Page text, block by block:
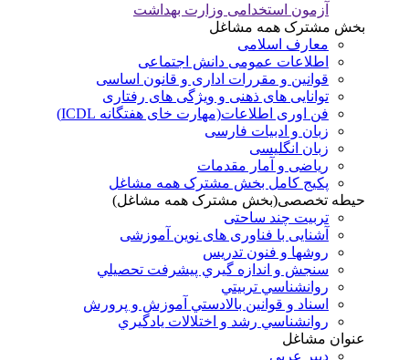
آزمون استخدامی وزارت بهداشت
بخش مشترک همه مشاغل
معارف اسلامی
اطلاعات عمومی دانش اجتماعی
قوانین و مقررات اداری و قانون اساسی
توانایی های ذهنی و ویژگی های رفتاری
فن اوری اطلاعات(مهارت خای هفتگانه ICDL)
زبان و ادبیات فارسی
زبان انگلیسی
ریاضی و آمار مقدمات
پکیج کامل بخش مشترک همه مشاغل
حیطه تخصصی(بخش مشترک همه مشاغل)
تربیت چند ساحتی
آشنایی با فناوری های نوین آموزشی
روشها و فنون تدريس
سنجش و اندازه گيري پيشرفت تحصيلي
روانشناسي تربيتي
اسناد و قوانين بالادستي آموزش و پرورش
روانشناسي رشد و اختلالات يادگيري
عنوان مشاغل
دبير عربی